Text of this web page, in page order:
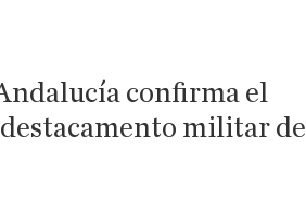
confirma el
militar de